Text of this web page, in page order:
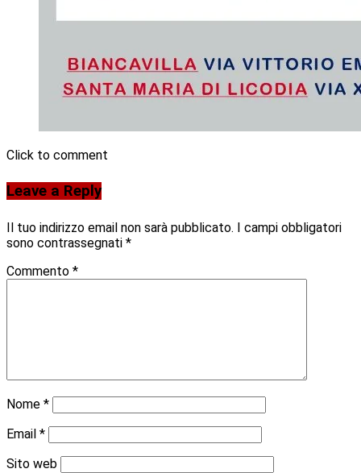
Click to comment
Leave a Reply
Il tuo indirizzo email non sarà pubblicato.
I campi obbligatori
sono contrassegnati *
Commento *
Nome *
Email *
Sito web